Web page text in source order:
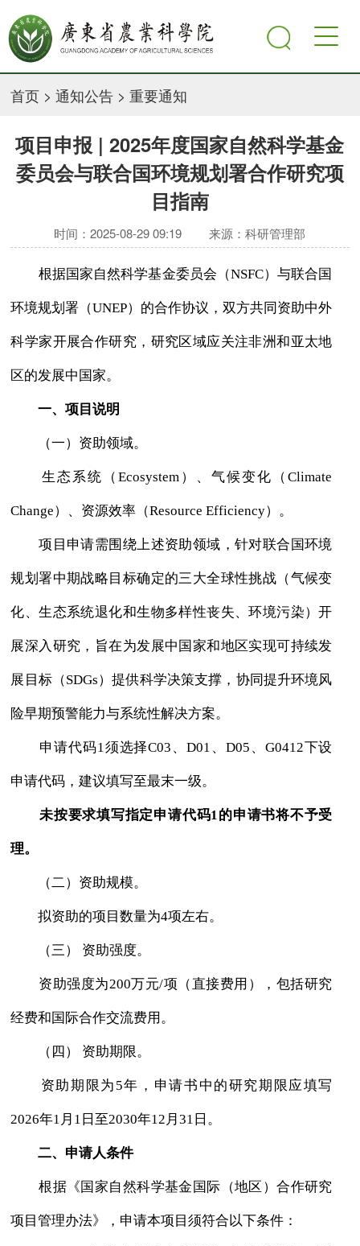
首页 >通知公告 >重要通知
项目申报 | 2025年度国家自然科学基金
委员会与联合国环境规划署合作研究项
目指南
时间：2025-08-29 09:19 来源：科研管理部
根据国家自然科学基金委员会（NSFC）与联合国
环境规划署（UNEP）的合作协议，双方共同资助中外
科学家开展合作研究，研究区域应关注非洲和亚太地
区的发展中国家。
一、项目说明
（一）资助领域。
生态系统（Ecosystem）、气候变化（Climate
Change）、资源效率（Resource Efficiency）。
项目申请需围绕上述资助领域，针对联合国环境
规划署中期战略目标确定的三大全球性挑战（气候变
化、生态系统退化和生物多样性丧失、环境污染）开
展深入研究，旨在为发展中国家和地区实现可持续发
展目标（SDGs）提供科学决策支撑，协同提升环境风
险早期预警能力与系统性解决方案。
申请代码1须选择C03、D01、D05、G0412下设
申请代码，建议填写至最末一级。
未按要求填写指定申请代码1的申请书将不予受
理。
（二）资助规模。
拟资助的项目数量为4项左右。
（三） 资助强度。
资助强度为200万元/项（直接费用），包括研究
经费和国际合作交流费用。
（四） 资助期限。
资助期限为5年，申请书中的研究期限应填写
2026年1月1日至2030年12月31日。
二、申请人条件
根据《国家自然科学基金国际（地区）合作研究
项目管理办法》，申请本项目须符合以下条件：